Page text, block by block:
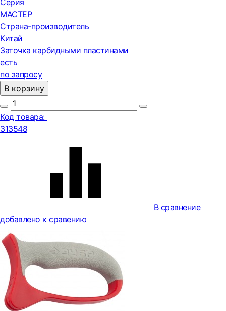
Серия
МАСТЕР
Страна-производитель
Китай
Заточка карбидными пластинами
есть
по запросу
В корзину
Код товара:
313548
В сравнение
добавлено к сравению